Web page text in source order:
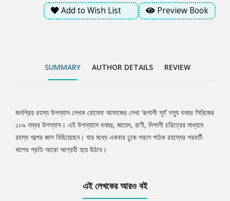
Add to Wish List Preview Book
SUMMARY AUTHOR DETAILS REVIEW
Tab
Article
জনপ্রিয় রহস্য উপন্যাস লেখক রোমেনা আফাজের লেখা ‘রূপালী সূর্য’ দস্যু বনহুর সিরিজের
১০৯ নম্বর উপন্যাস। এই উপন্যাসে বনহুর, জাবেদ, রাণী, দিপালী চরিত্রের মাধ্যমে
রহস্য গল্পের জাল বিছিয়েছেন। যার মধ্যে একবার ঢুকে পরলে পাঠক রহস্যের পরবর্তী
ধাপের প্রতি আরো আগ্রহী হয়ে উঠবে।
এই লেখকের আরও বই